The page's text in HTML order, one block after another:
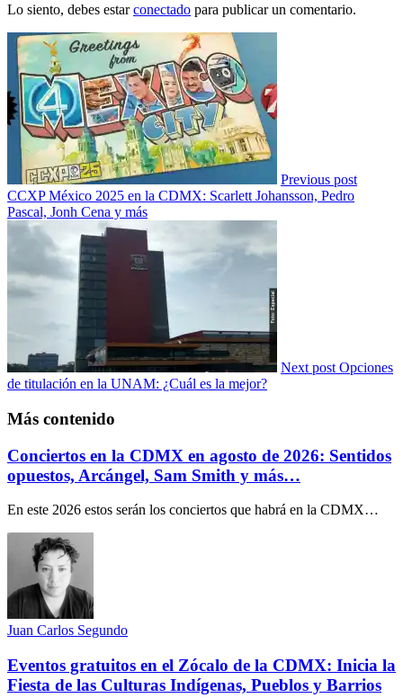
Lo siento, debes estarconectado para publicar un comentario.
Previous post
CCXP México 2025 en la CDMX: Scarlett Johansson, Pedro
Pascal, Jonh Cena y más
Next post Opciones
de titulación en la UNAM: ¿Cuál es la mejor?
Más contenido
Conciertos en la CDMX en agosto de 2026: Sentidos
opuestos, Arcángel, Sam Smith y más…
En este 2026 estos serán los conciertos que habrá en la CDMX…
Juan Carlos Segundo
Eventos gratuitos en el Zócalo de la CDMX: Inicia la
Fiesta de las Culturas Indígenas, Pueblos y Barrios